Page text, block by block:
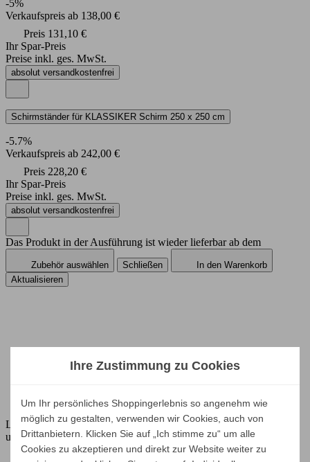
-5%
Verkaufspreis ab 138,00 €
Preis 131,10 €
Ihr Spar-Preis
Preise inkl. ges. MwSt.
absolut versandkostenfrei
Schirmständer für KLASSIKER Schirm 250 x 250 cm
-5.7%
Verkaufspreis ab 242,00 €
Preis 228,20 €
Ihr Spar-Preis
Preise inkl. ges. MwSt.
absolut versandkostenfrei
Das Produkt in der Ausführung ist wieder lieferbar ab dem
Zubehör auswählen Schließen In den Warenkorb
Lassen Sie sich beraten, oder bestellen Sie direkt bei Herrn Grewe
unter Tel.:
+49 (0)521 944 1700
Ihre Zustimmung zu Cookies
Um Ihr persönliches Shoppingerlebnis so angenehm wie
möglich zu gestalten, verwenden wir Cookies, auch von
Drittanbietern. Klicken Sie auf „Ich stimme zu“ um alle
Cookies zu akzeptieren und direkt zur Website weiter zu